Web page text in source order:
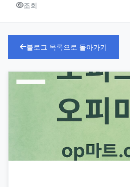
조회
블로그 목록으로 돌아가기